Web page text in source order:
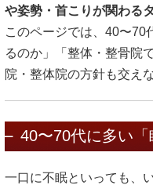
や姿勢・首こりが関わる
このページでは、40〜70
るのか」「整体・整骨院
院・整体院の方針も交え
40〜70代に多い
一口に不眠といっても、